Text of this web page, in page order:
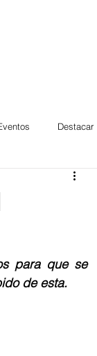
Destacar
para que se
de esta.